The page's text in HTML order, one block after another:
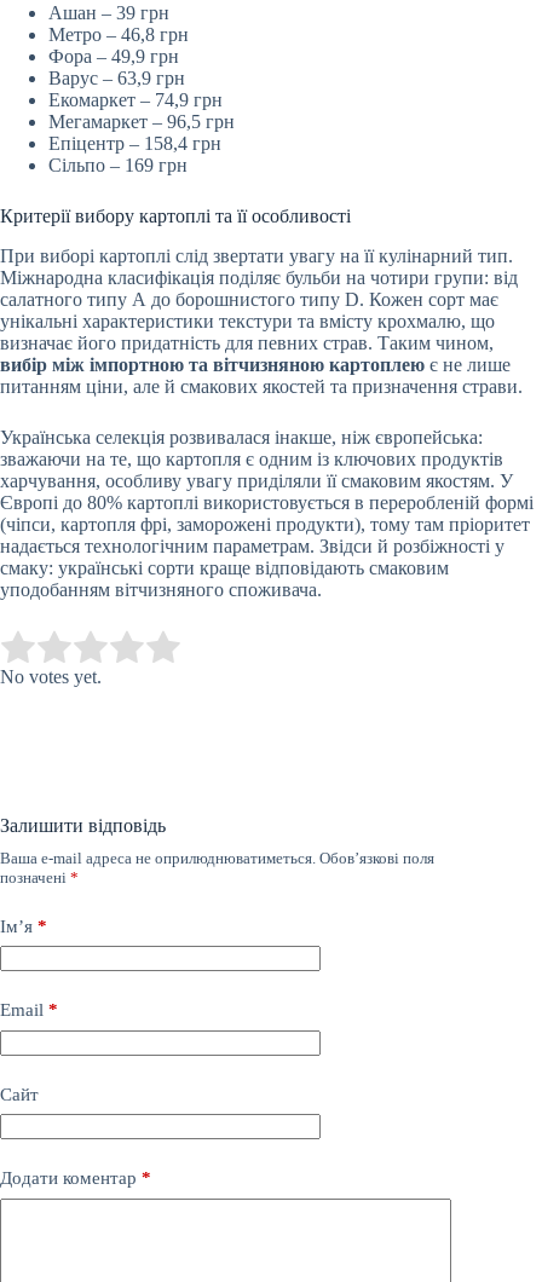
Ашан – 39 грн
Метро – 46,8 грн
Фора – 49,9 грн
Варус – 63,9 грн
Екомаркет – 74,9 грн
Мегамаркет – 96,5 грн
Епіцентр – 158,4 грн
Сільпо – 169 грн
Критерії вибору картоплі та її особливості
При виборі картоплі слід звертати увагу на її кулінарний тип.
Міжнародна класифікація поділяє бульби на чотири групи: від
салатного типу А до борошнистого типу D. Кожен сорт має
унікальні характеристики текстури та вмісту крохмалю, що
визначає його придатність для певних страв. Таким чином,
вибір між імпортною та вітчизняною картоплею є не лише
питанням ціни, але й смакових якостей та призначення страви.
Українська селекція розвивалася інакше, ніж європейська:
зважаючи на те, що картопля є одним із ключових продуктів
харчування, особливу увагу приділяли її смаковим якостям. У
Європі до 80% картоплі використовується в переробленій формі
(чіпси, картопля фрі, заморожені продукти), тому там пріоритет
надається технологічним параметрам. Звідси й розбіжності у
смаку: українські сорти краще відповідають смаковим
уподобанням вітчизняного споживача.
Rate this item:
No votes yet.
Залишити відповідь
Ваша e-mail адреса не оприлюднюватиметься. Обов’язкові поля
позначені *
Ім’я *
Email *
Сайт
Додати коментар *